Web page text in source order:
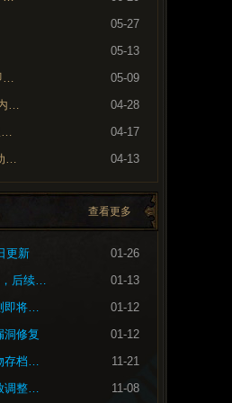
05-27
05-13
暗黑破坏神II：重制版第14赛季即将到来
05-09
迎接清算！暗黑4“憎恨之王”扩展内容现已上线
04-28
三重史诗福利揭晓！暗黑4国服限时免费现已开启
04-17
术士大砍！暗黑2PTR3.2版本改动内容预览
04-13
查看更多
更新
01-26
暗黑4“处决者”词缀现已禁用，后续将重做
01-13
暗黑4征服天塔与天梯榜内测即将开启
01-12
洞修复
01-12
暗黑2重制版国服非赛季人物存档问题的修复公告
11-21
暗黑4国服技术测试奖励发放调整公告
11-08